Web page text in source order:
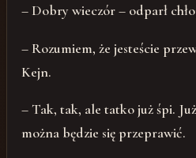
– Dobry wieczór – odparł
– Rozumiem, że jesteście
Kejn.
– Tak, tak, ale tatko już śpi.
można będzie się przeprawić.